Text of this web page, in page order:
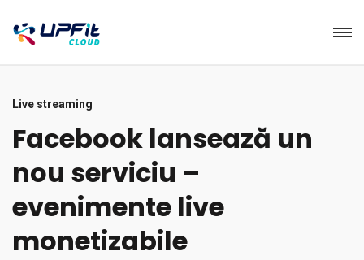
Live streaming
Facebook lansează un
nou serviciu –
evenimente live
monetizabile